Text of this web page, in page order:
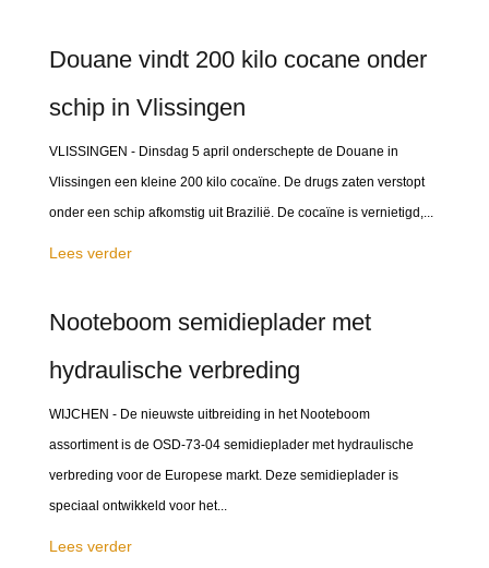
Douane vindt 200 kilo cocane onder
schip in Vlissingen
VLISSINGEN - Dinsdag 5 april onderschepte de Douane in
Vlissingen een kleine 200 kilo cocaïne. De drugs zaten verstopt
onder een schip afkomstig uit Brazilië. De cocaïne is vernietigd,...
Lees verder
Nooteboom semidieplader met
hydraulische verbreding
WIJCHEN - De nieuwste uitbreiding in het Nooteboom
assortiment is de OSD-73-04 semidieplader met hydraulische
verbreding voor de Europese markt. Deze semidieplader is
speciaal ontwikkeld voor het...
Lees verder